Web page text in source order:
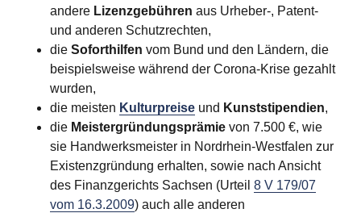
andere Lizenzgebühren aus Urheber-, Patent-
und anderen Schutzrechten,
dieSoforthilfen vom Bund und den Ländern, die
beispielsweise während der Corona-Krise gezahlt
wurden,
die meisten Kulturpreise und Kunststipendien,
die Meistergründungsprämie von 7.500 €, wie
sie Handwerksmeister in Nordrhein-Westfalen zur
Existenzgründung erhalten, sowie nach Ansicht
des Finanzgerichts Sachsen (Urteil8 V 179/07
vom 16.3.2009) auch alle anderen